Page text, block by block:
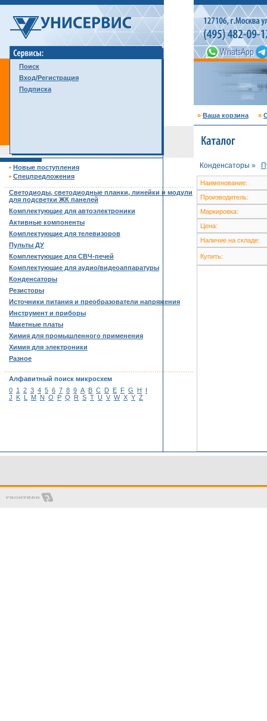
Поиск
Вход/Регистрация
Подписка
» Ваша корзина »
• Новые поступления
• Спецпредложения
Светодиоды, светодиодные планки, линейки и модули
для подсветки ЖК панелей
Комплектующие для автоэлектроники
Активные компоненты
Комплектующие для телевизоров
Пульты ДУ
Комплектующие для СВЧ-печей
Комплектующие для аудио/видеоаппаратуры
Конденсаторы
Резисторы
Источники питания и преобразователи напряжения
Инструмент и приборы
Макетные платы
Химия для промышленного применения
Химия для электроники
Разное
Алфавитный поиск микросхем
0 1 2 3 4 5 6 7 8 9 A B C D E F G H
I
J
K L M N O P Q R S T U V W X Y Z
Конденсаторы »
Наименование:
Производитель:
Маркировка:
Цена:
Наличие на складе:
Купить: